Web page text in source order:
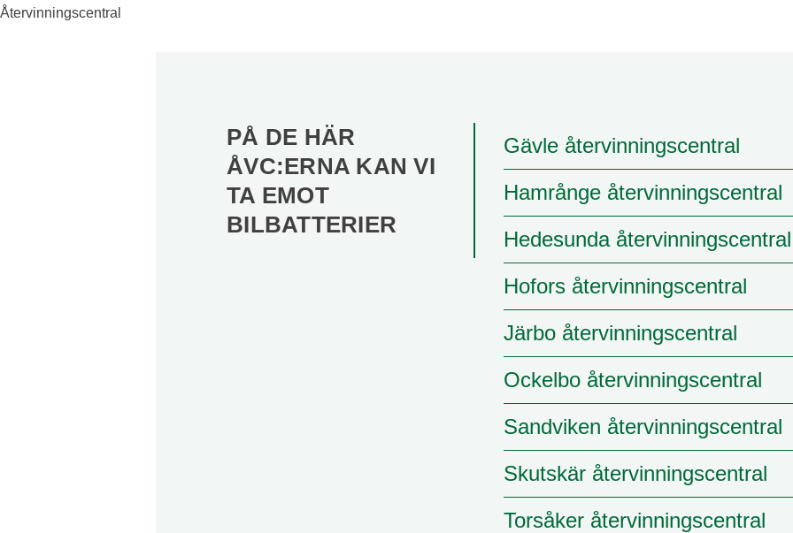
Återvinningscentral
PÅ DE HÄR
ÅVC:ERNA KAN VI
TA EMOT
BILBATTERIER
Gävle återvinningscentral
Hamrånge återvinningscentral
Hedesunda återvinningscentral
Hofors återvinningscentral
Järbo återvinningscentral
Ockelbo återvinningscentral
Sandviken återvinningscentral
Skutskär återvinningscentral
Torsåker återvinningscentral